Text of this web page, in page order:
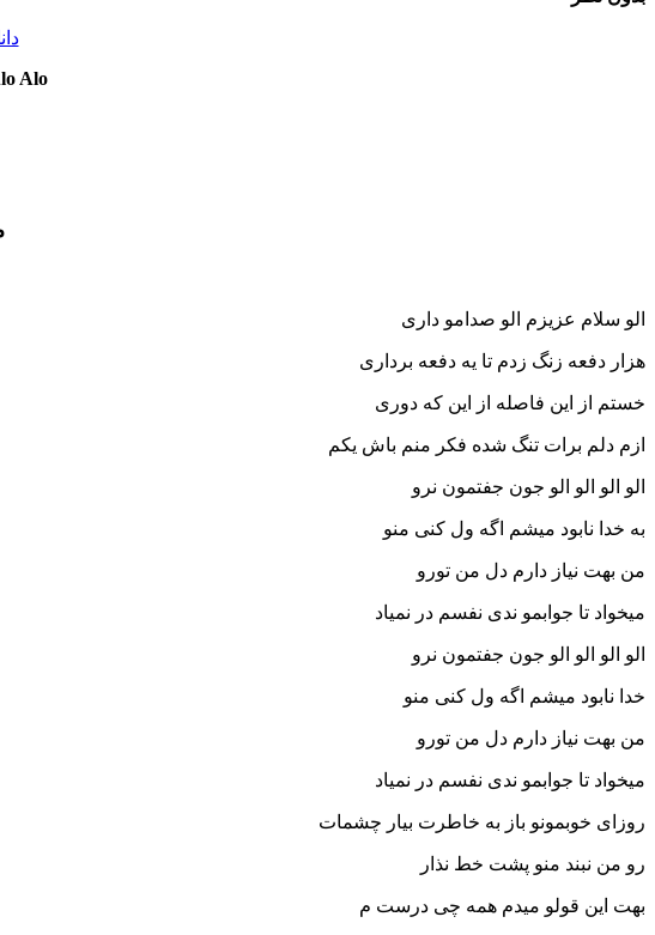
Alo
الو سلام عزیزم الو صدامو داری
هزار دفعه زنگ زدم تا یه دفعه برداری
خستم از این فاصله از این که دوری
ازم دلم برات تنگ شده فکر منم باش یکم
الو الو الو الو جون جفتمون نرو
به خدا نابود میشم اگه ول کنی منو
من بهت نیاز دارم دل من تورو
میخواد تا جوابمو ندی نفسم در نمیاد
الو الو الو الو جون جفتمون نرو
خدا نابود میشم اگه ول کنی منو
من بهت نیاز دارم دل من تورو
میخواد تا جوابمو ندی نفسم در نمیاد
روزای خوبمونو باز به خاطرت بیار چشمات
رو من نبند منو پشت خط نذار
بهت این قولو میدم همه چی درست م